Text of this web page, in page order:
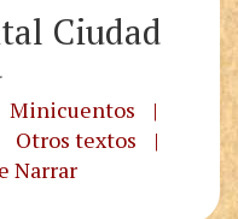
Ciudad
Minicuentos
|
Otros textos
|
Narrar